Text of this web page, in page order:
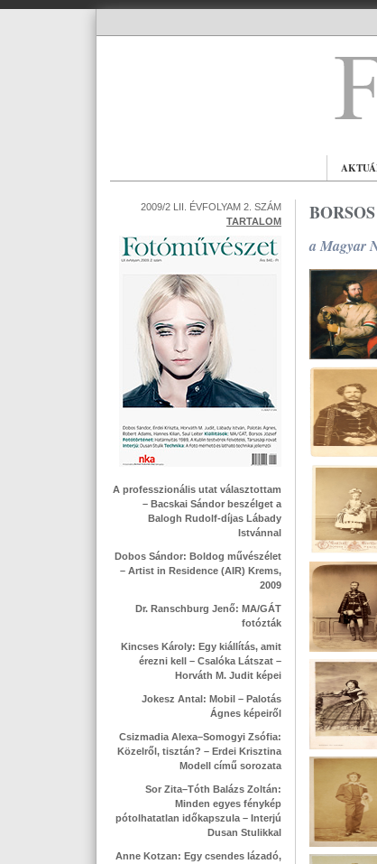
2009/2 LII. ÉVFOLYAM 2. SZÁM
TARTALOM
A professzionális utat választottam
– Bacskai Sándor beszélget a
Balogh Rudolf-díjas Lábady
Istvánnal
Dobos Sándor: Boldog művészélet
– Artist in Residence (AIR) Krems,
2009
Dr. Ranschburg Jenő: MA/GÁT
fotózták
Kincses Károly: Egy kiállítás, amit
érezni kell – Csalóka Látszat –
Horváth M. Judit képei
Jokesz Antal: Mobil – Palotás
Ágnes képeiről
Csizmadia Alexa–Somogyi Zsófia:
Közelről, tisztán? – Erdei Krisztina
Modell című sorozata
Sor Zita–Tóth Balázs Zoltán:
Minden egyes fénykép
pótolhatatlan időkapszula – Interjú
Dusan Stulikkal
Anne Kotzan: Egy csendes lázadó,
a Magyar